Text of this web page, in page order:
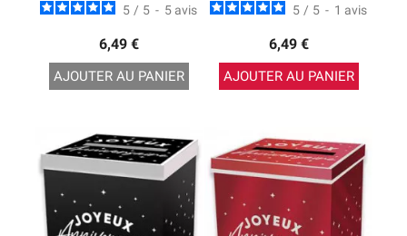
5 / 5 - 5 avis
6,49 €
AJOUTER AU PANIER
5 / 5 - 1 avis
6,49 €
AJOUTER AU PANIER